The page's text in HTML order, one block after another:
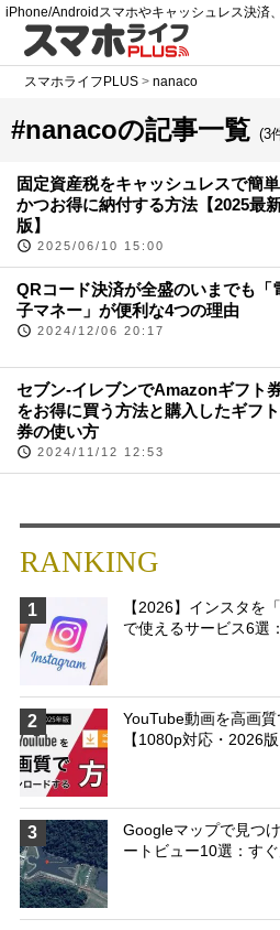
iPhone/Androidスマホやキャッシュレス決済
スマホライフPLUS >nanaco
#nanacoの記事一覧 (3
固定資産税をキャッシュレスで簡単
かつお得に納付する方法【2025最
版】
2025/06/10 15:00
QRコード決済が全盛のいまでも「
子マネー」が便利な4つの理由
2024/12/06 20:17
セブン-イレブンでAmazonギフト
をお得に買う方法と購入したギフト
券の使い方
2024/11/12 12:53
RANKING
1
【2026】インスタを
で使えるサービス6選
2
YouTube動画を高画
【1080p対応・2026版
3
Googleマップで見つ
ートビュー10選：す